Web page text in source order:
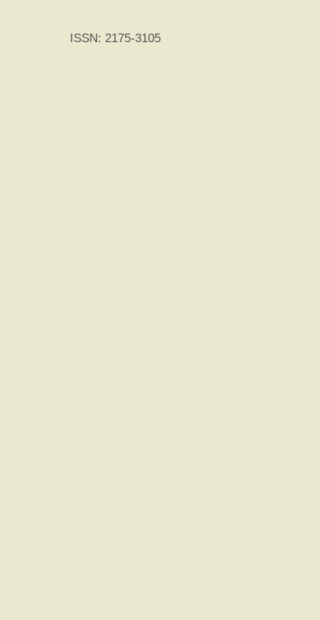
ISSN: 2175-3105